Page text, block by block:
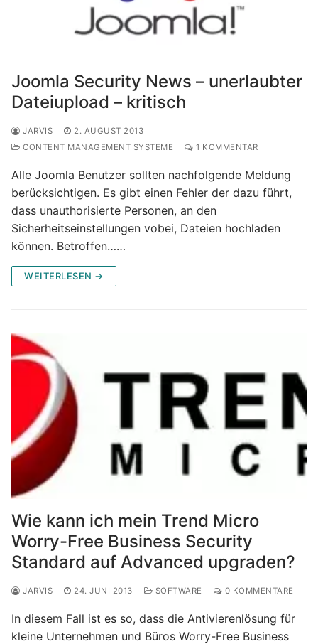
Joomla Security News – unerlaubter
Dateiupload – kritisch
JARVIS
2. AUGUST 2013
CONTENT MANAGEMENT SYSTEME
1 KOMMENTAR
Alle Joomla Benutzer sollten nachfolgende Meldung
berücksichtigen. Es gibt einen Fehler der dazu führt,
dass unauthorisierte Personen, an den
Sicherheitseinstellungen vobei, Dateien hochladen
können. Betroffen……
WEITERLESEN →
Wie kann ich mein Trend Micro
Worry-Free Business Security
Standard auf Advanced upgraden?
JARVIS 24. JUNI 2013 SOFTWARE 0 KOMMENTARE
In diesem Fall ist es so, dass die Antivierenlösung für
kleine Unternehmen und Büros Worry-Free Business